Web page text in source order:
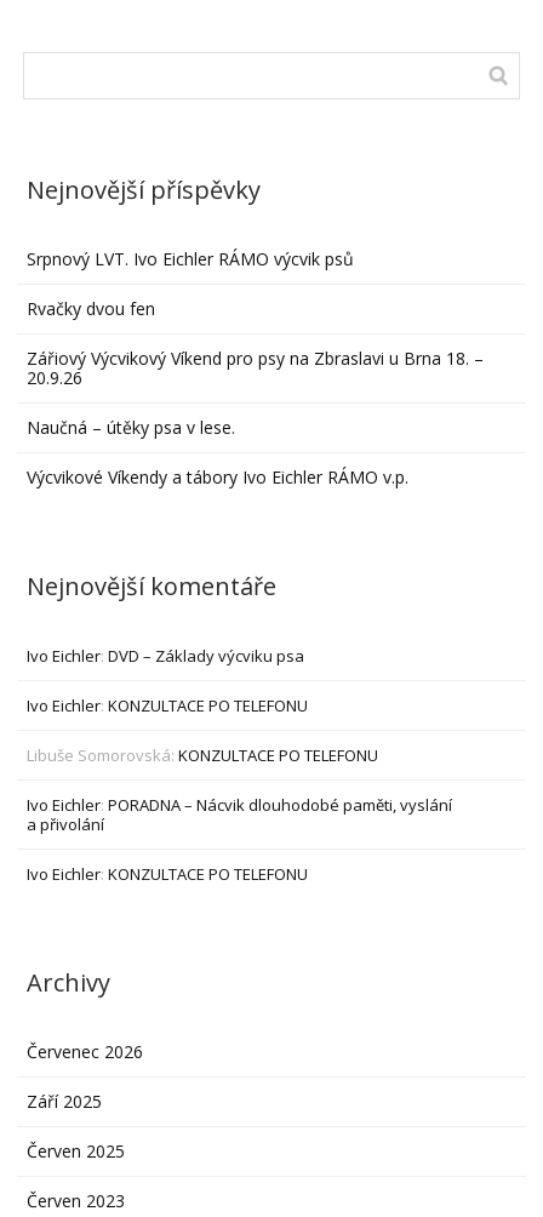
Nejnovější příspěvky
Srpnový LVT. Ivo Eichler RÁMO výcvik psů
Rvačky dvou fen
Zářiový Výcvikový Víkend pro psy na Zbraslavi u Brna 18. –
20.9.26
Naučná – útěky psa v lese.
Výcvikové Víkendy a tábory Ivo Eichler RÁMO v.p.
Nejnovější komentáře
Ivo Eichler:DVD – Základy výcviku psa
Ivo Eichler:KONZULTACE PO TELEFONU
Libuše Somorovská:KONZULTACE PO TELEFONU
Ivo Eichler:PORADNA – Nácvik dlouhodobé paměti, vyslání
a přivolání
Ivo Eichler:KONZULTACE PO TELEFONU
Archivy
Červenec 2026
Září 2025
Červen 2025
Červen 2023